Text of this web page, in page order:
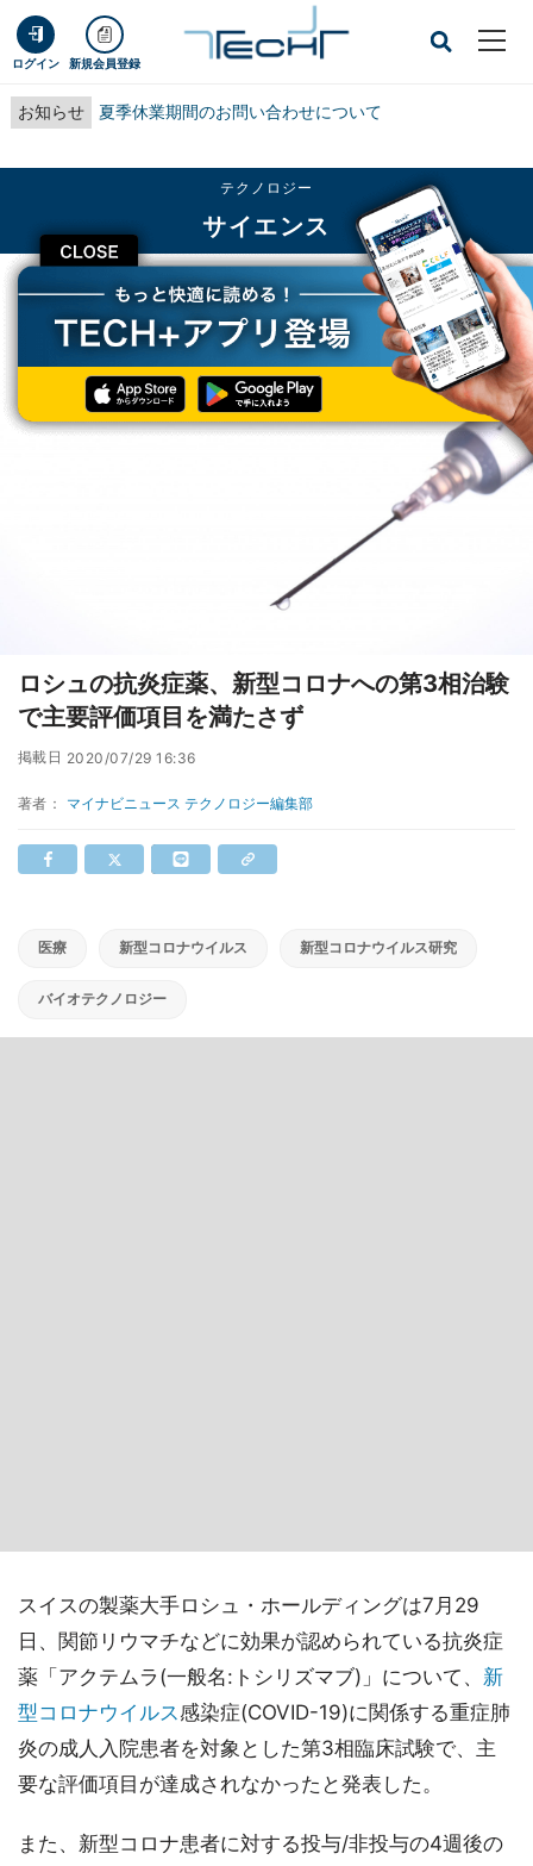
ログイン 新規会員登録
お知らせ 夏季休業期間のお問い合わせについて
CLOSE
テクノロジー
サイエンス
TECH+ テクノロジー
サイエンス
ロシュの抗炎症薬、新型コロナへの第3相治験で主要評価項目を満たさず
ロシュの抗炎症薬、新型コロナへの第3相治験
で主要評価項目を満たさず
掲載日 2020/07/29 16:36
著者： マイナビニュース テクノロジー編集部
医療 新型コロナウイルス 新型コロナウイルス研究
バイオテクノロジー
スイスの製薬大手ロシュ・ホールディングは7月29
日、関節リウマチなどに効果が認められている抗炎症
薬「アクテムラ(一般名:トシリズマブ)」について、 新
型コロナウイルス感染症(COVID-19)に関係する重症肺
炎の成人入院患者を対象とした第3相臨床試験で、主
要な評価項目が達成されなかったと発表した。
また、新型コロナ患者に対する投与/非投与の4週後の